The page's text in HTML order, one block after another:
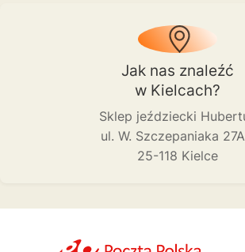
Jak nas znaleźć
w Kielcach?
Sklep jeździecki
ul. W. Szczepaniaka
25-118 Kielce